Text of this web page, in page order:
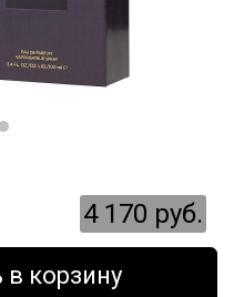
4 170 руб.
корзину